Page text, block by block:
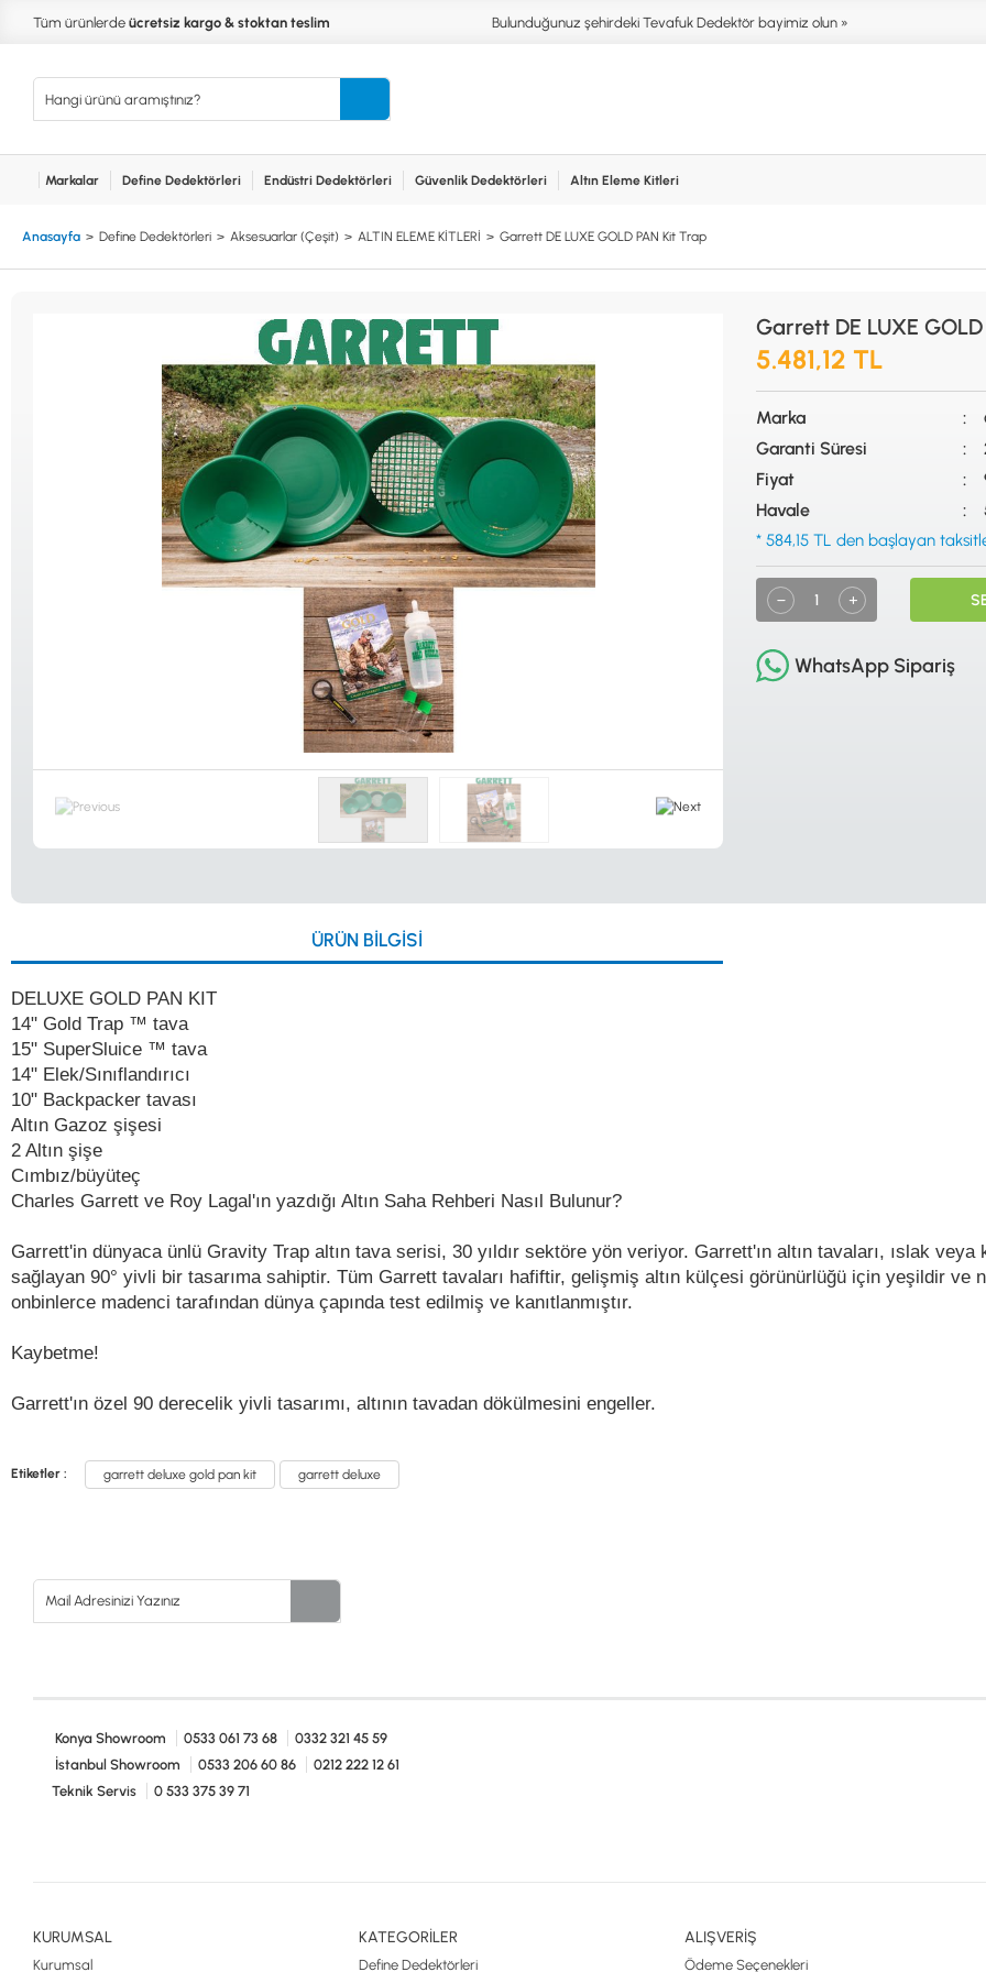
RUTUS DEDEKTÖR
TEKNETICS
GARRETT
NOKTA
LORENZ
DETECH
PİNPOİNTER & SCUBA
SU GEÇİRMEZ DEDEKTÖRLER
YENİ BAŞLAYANLAR İÇİN
ALTIN ELEME KİTLERİ
ANA ÜNİTELER
BAŞLIK KORUMA KILIFLARI
BATARYA, PİL ve ŞARJ ALETLERİ
KULAKLIKLAR VE KULAKLIK
BAĞLANTI AKSESUARLARI
ŞAFTLAR VE ŞAFT AKSESUARLARI
SU ALTI VE DİĞER AKSESUARLAR
TAŞIMA ÇANTASI &BULUNTU KESESİ
RUTUS
DETECH
0212 222 12 61 0332 321 45 59
Tüm ürünlerdeücretsiz kargo & stoktan teslim Bulunduğunuz şehirdeki Tevafuk Dedektör bayimiz olun »
Markalar Define Dedektörleri Endüstri Dedektörleri Güvenlik Dedektörleri Altın Eleme Kitleri
Anasayfa Define Dedektörleri Aksesuarlar (Çeşit) ALTIN ELEME KİTLERİ Garrett DE LUXE GOLD PAN Kit Trap
Garrett DE LUXE
5.481,12 TL
Marka
Garanti Süresi
Fiyat
Havale
* 584,15 TL den başlayan
WhatsApp Sipariş
ÜRÜN BILGISI
DELUXE GOLD PAN KIT
14" Gold Trap ™ tava
15" SuperSluice ™ tava
14" Elek/Sınıflandırıcı
10" Backpacker tavası
Altın Gazoz şişesi
2 Altın şişe
Cımbız/büyüteç
Charles Garrett ve Roy Lagal'ın yazdığı Altın Saha Rehberi Nasıl Bulunur?
Garrett'in dünyaca ünlü Gravity Trap altın tava serisi, 30 yıldır sektöre yön veriyor. Garrett'ın altın tavaları, ıslak veya
sağlayan 90° yivli bir tasarıma sahiptir. Tüm Garrett tavaları hafiftir, gelişmiş altın külçesi görünürlüğü için yeşildir
onbinlerce madenci tarafından dünya çapında test edilmiş ve kanıtlanmıştır.
Kaybetme!
Garrett'ın özel 90 derecelik yivli tasarımı, altının tavadan dökülmesini engeller.
Etiketler : garrett deluxe gold pan kit garrett deluxe
Konya Showroom 0533 061 73 68
0332 321 45 59
İstanbul Showroom
0533 206 60 86
0212 222 12 61
Teknik Servis
0 533 375 39 71
KURUMSAL
Kurumsal
KATEGORİLER
Define Dedektörleri
ALIŞVERİŞ
Ödeme Seçenekleri